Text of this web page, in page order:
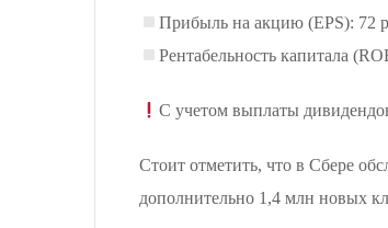
Прибыль на акцию (EPS): 72
Рентабельность капитала
С учетом выплаты
Стоит отметить, что в Сбере
дополнительно 1,4 млн новых